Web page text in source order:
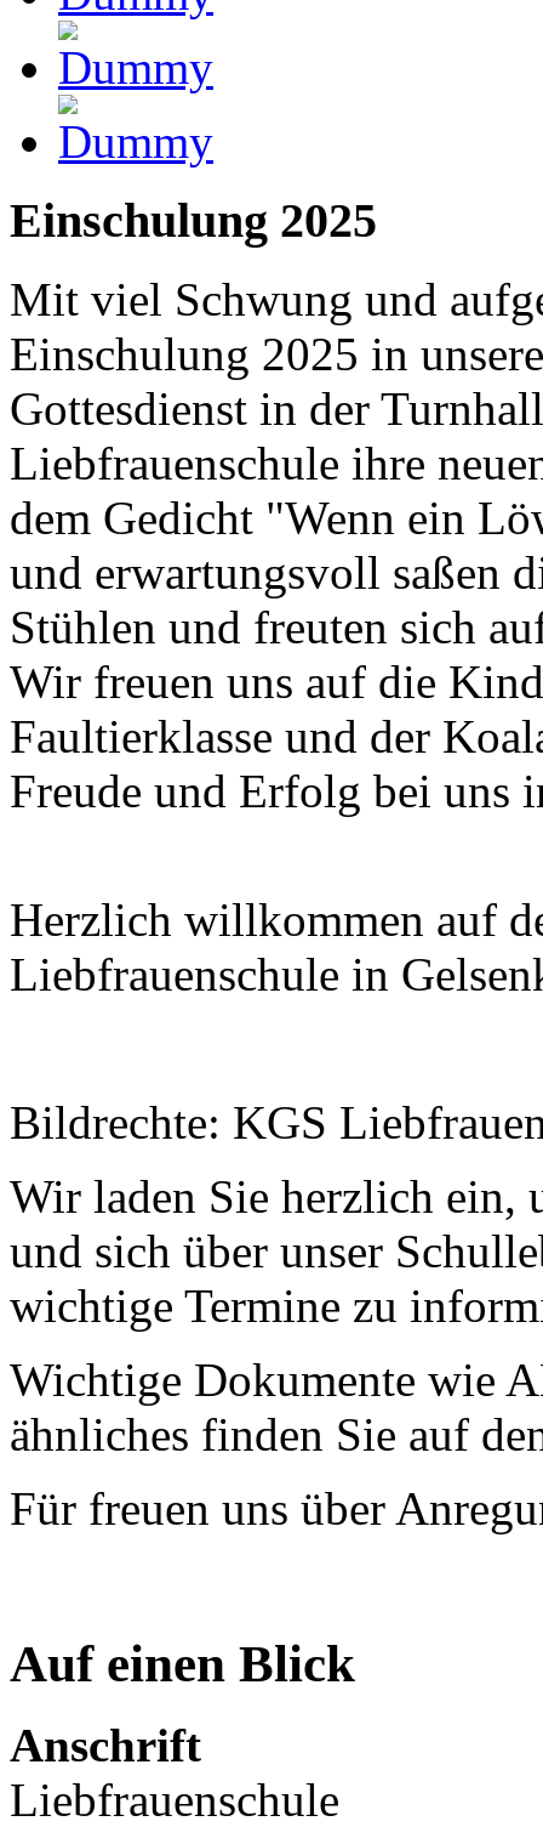
Einschulung 2025
Mit viel Schwung und
Einschulung 2025 in
Gottesdienst in der
Liebfrauenschule ihre
dem Gedicht "Wenn ein
und erwartungsvoll saßen
Stühlen und freuten sich
Wir freuen uns auf die
Faultierklasse und der
Freude und Erfolg bei uns
Herzlich willkommen auf
Liebfrauenschule in
Bildrechte: KGS
Wir laden Sie herzlich ein,
und sich über unser
wichtige Termine zu
Wichtige Dokumente wie
ähnliches finden Sie auf
Für freuen uns über
Auf einen Blick
Anschrift
Liebfrauenschule